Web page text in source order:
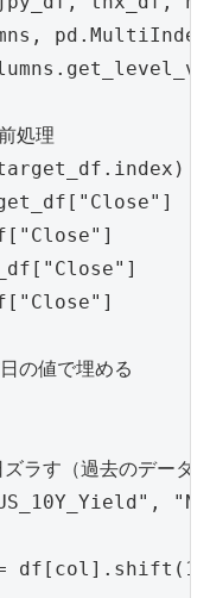
処理
の値で埋める
ラす（過去のデータ
df[col].shift(1)